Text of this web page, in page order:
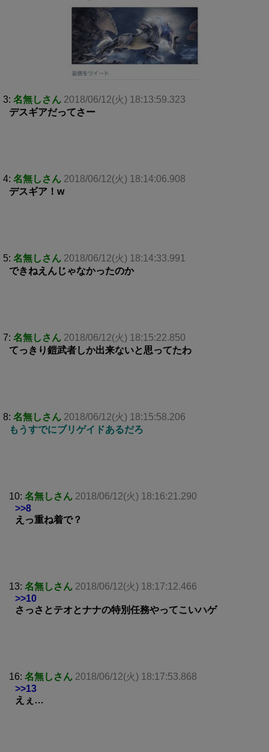
3: 名無しさん 2018/06/12(火) 18:13:59.323
デスギアだってさー
4: 名無しさん 2018/06/12(火) 18:14:06.908
デスギア！w
5: 名無しさん 2018/06/12(火) 18:14:33.991
できねえんじゃなかったのか
7: 名無しさん 2018/06/12(火) 18:15:22.850
てっきり鎧武者しか出来ないと思ってたわ
8: 名無しさん 2018/06/12(火) 18:15:58.206
もうすでにブリゲイドあるだろ
10: 名無しさん 2018/06/12(火) 18:16:21.290
>>8
えっ重ね着で？
13: 名無しさん 2018/06/12(火) 18:17:12.466
>>10
さっさとテオとナナの特別任務やってこいハゲ
16: 名無しさん 2018/06/12(火) 18:17:53.868
>>13
えぇ…